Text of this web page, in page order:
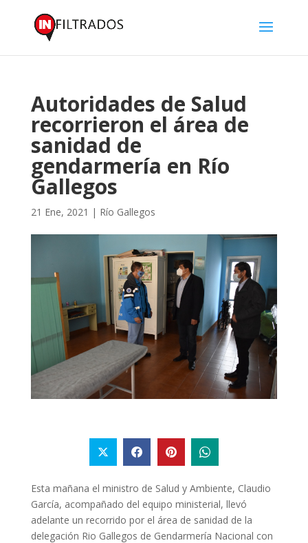
Autoridades de Salud
recorrieron el área de
sanidad de
gendarmería en Río
Gallegos
21 Ene, 2021 | Río Gallegos
Esta mañana el ministro de Salud y Ambiente, Claudio
García, acompañado del equipo ministerial, llevó
adelante un recorrido por el área de sanidad de la
delegación Rio Gallegos de Gendarmería Nacional con